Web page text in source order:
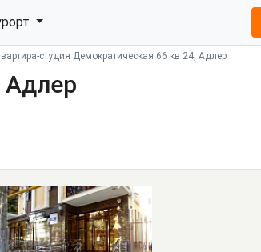
студия Демократическая 66 кв 24, Адлер
Адлер